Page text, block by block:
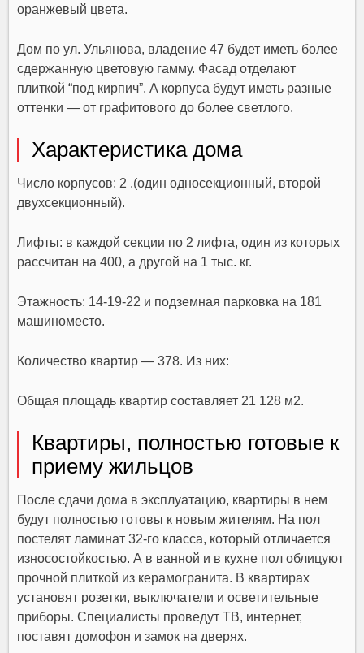
оранжевый цвета.
Дом по ул. Ульянова, владение 47 будет иметь более
сдержанную цветовую гамму. Фасад отделают
плиткой “под кирпич”. А корпуса будут иметь разные
оттенки — от графитового до более светлого.
Характеристика дома
Число корпусов: 2 .(один односекционный, второй
двухсекционный).
Лифты: в каждой секции по 2 лифта, один из которых
рассчитан на 400, а другой на 1 тыс. кг.
Этажность: 14-19-22 и подземная парковка на 181
машиноместо.
Количество квартир — 378. Из них:
Общая площадь квартир составляет 21 128 м2.
Квартиры, полностью готовые к
приему жильцов
После сдачи дома в эксплуатацию, квартиры в нем
будут полностью готовы к новым жителям. На пол
постелят ламинат 32-го класса, который отличается
износостойкостью. А в ванной и в кухне пол облицуют
прочной плиткой из керамогранита. В квартирах
установят розетки, выключатели и осветительные
приборы. Специалисты проведут ТВ, интернет,
поставят домофон и замок на дверях.